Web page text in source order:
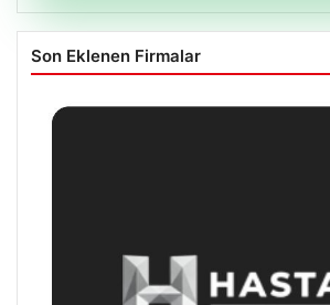
Son Eklenen Firmalar